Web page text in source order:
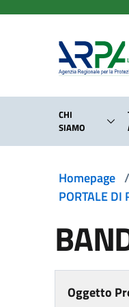
CHI
SIAMO
Homepage /
PORTALE DI
Oggetto